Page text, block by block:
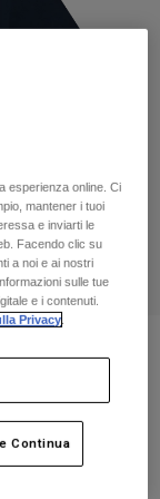
esperienza online. Ci
mantener i tuoi
e inviarti le
Facendo clic su
a noi e ai nostri
sulle tue
e i contenuti.
Privacy
Continua